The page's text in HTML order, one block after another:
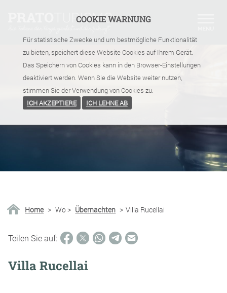
COOKIE WARNUNG
Für statistische Zwecke und um bestmögliche Funktionalität
zu bieten, speichert diese Website Cookies auf Ihrem Gerät.
Das Speichern von Cookies kann in den Browser-Einstellungen
deaktiviert werden. Wenn Sie die Website weiter nutzen,
stimmen Sie der Verwendung von Cookies zu.
ICH AKZEPTIERE
ICH LEHNE AB
Home > Wo > Übernachten > Villa Rucellai
Teilen Sie auf:
Villa Rucellai